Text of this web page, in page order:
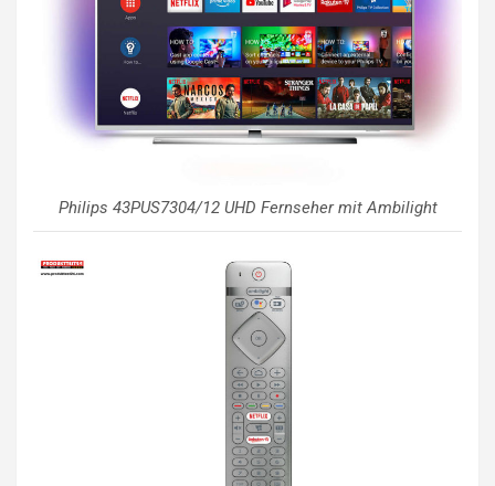
Philips 43PUS7304/12 UHD Fernseher mit Ambilight